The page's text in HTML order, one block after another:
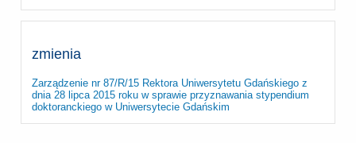
zmienia
Zarządzenie nr 87/R/15 Rektora Uniwersytetu Gdańskiego z
dnia 28 lipca 2015 roku w sprawie przyznawania stypendium
doktoranckiego w Uniwersytecie Gdańskim